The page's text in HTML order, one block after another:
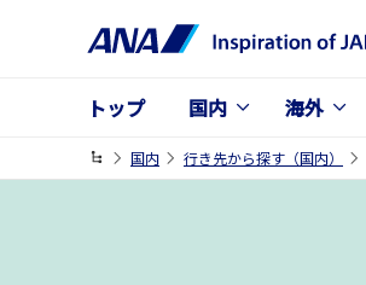
トップ 国内 海外
国内 行き先から探す（国内）